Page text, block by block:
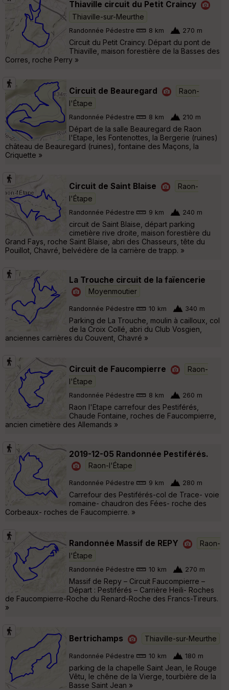
Thiaville circuit du Petit Craincy
Thiaville-sur-Meurthe
Randonnée Pédestre 8 km 270 m
Circuit du Petit Craincy. Départ du pont de
Thiaville, maison forestière de la Basses des
Corres, roche Perry »
Circuit de Beauregard
Raon-
l'Étape
Randonnée Pédestre 8 km 210 m
Départ de la salle Beauregard de Raon
l'Etape, les Fontenottes, la Bergerie (ruines)
château de Beauregard (ruines), fontaine des Maçons, la
Criquette »
Circuit de Saint Blaise
Raon-
l'Étape
Randonnée Pédestre 9 km 240 m
circuit de Saint Blaise, départ parking
cimetière rive droite, maison forestière du
Grand Fays, roche Saint Blaise, abri des Chasseurs, tête du
Pouillot, Chavré, belvédère de la carrière de trapp. »
La Trouche circuit de la faïencerie
Moyenmoutier
Randonnée Pédestre 10 km 340 m
Parking de La Trouche, moulin à cailloux, col
de la Croix Collé, abri du Club Vosgien,
anciennes carrières du Couvent, Chavré »
Circuit de Faucompierre
Raon-
l'Étape
Randonnée Pédestre 8 km 260 m
Raon l'Etape carrefour des Pestiférés,
Chaude Fontaine, roches de Faucompierre,
ancien cimetière des Allemands »
2019-12-05 Randonnée Pestiférés.
Raon-l'Étape
Randonnée Pédestre 9 km 280 m
Carrefour des Pestiférés-col de Trace- voie
romaine- chaudron des Fées- roche des
Corbeaux- roches de Faucompierre. »
Randonnée Massif de REPY
Raon-
l'Étape
Randonnée Pédestre 10 km 270 m
Massif de Repy – Circuit Faucompierre –
Départ : Pestiférés – Carrière Heili- Roches
de Faucompierre-Roche du Renard-Roche des Francs-Tireurs.
»
Bertrichamps Thiaville-sur-Meurthe
Randonnée Pédestre 10 km 180 m
parking de la chapelle Saint Jean, le Rouge
Vêtu, le chêne de la Vierge, tourbière de la
Basse Saint Jean »